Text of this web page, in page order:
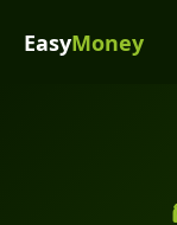
EasyMoney